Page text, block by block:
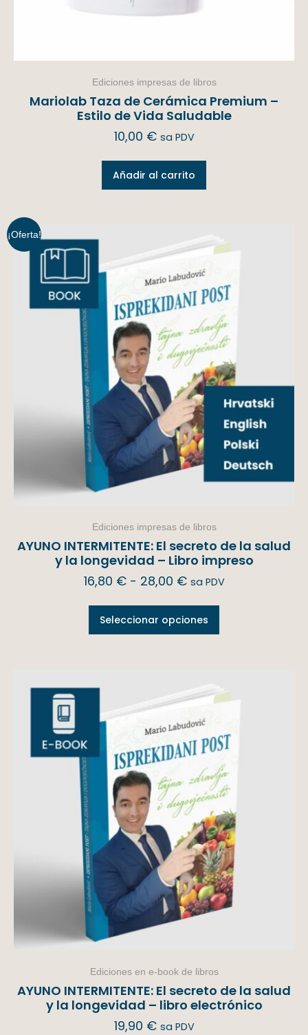
Ediciones impresas de libros
Mariolab Taza de Cerámica Premium –
Estilo de Vida Saludable
10,00 € sa PDV
Añadir al carrito
¡Oferta!
Ediciones impresas de libros
AYUNO INTERMITENTE: El secreto de la salud
y la longevidad – Libro impreso
16,80 € - 28,00 € sa PDV
Seleccionar opciones
Ediciones en e-book de libros
AYUNO INTERMITENTE: El secreto de la salud
y la longevidad – libro electrónico
19,90 € sa PDV